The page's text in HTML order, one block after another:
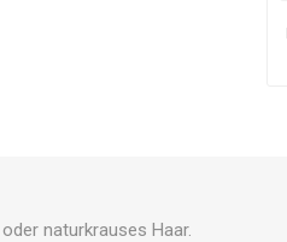
naturkrauses Haar.